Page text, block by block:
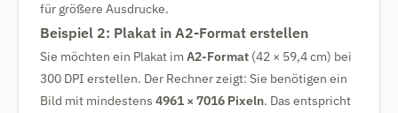
für größere Ausdrucke.
Beispiel 2: Plakat in A2-Format erstellen
Sie möchten ein Plakat im A2-Format (42 × 59,4 cm) bei
300 DPI erstellen. Der Rechner zeigt: Sie benötigen ein
Bild mit mindestens 4961 × 7016 Pixeln. Das entspricht